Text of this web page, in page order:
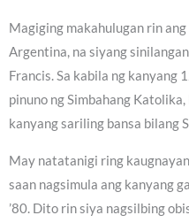
Magiging makahulugan rin ang
Argentina, na siyang
Francis. Sa kabila ng kanyang
pinuno ng Simbahang
kanyang sariling bansa bilang
May natatanigi ring
saan nagsimula ang kanyang
’80. Dito rin siya nagsilbing